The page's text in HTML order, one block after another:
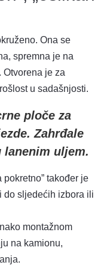
Ona se
spremna je na
Otvorena je za
u sadašnjosti.
ploče za
Zahrđale
lanenim uljem.
pokretno” također je
do sljedećih izbora ili
montažnom
na kamionu,